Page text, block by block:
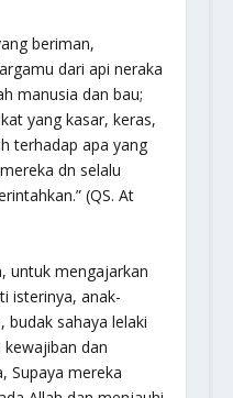
beriman,
dari api neraka
manusia dan bau;
yang kasar, keras,
terhadap apa yang
dn selalu
(QS. At
untuk mengajarkan
isterinya, anak-
budak sahaya lelaki
dan
Supaya mereka